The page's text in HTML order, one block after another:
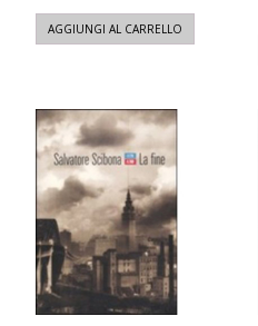
AGGIUNGI AL CARRELLO